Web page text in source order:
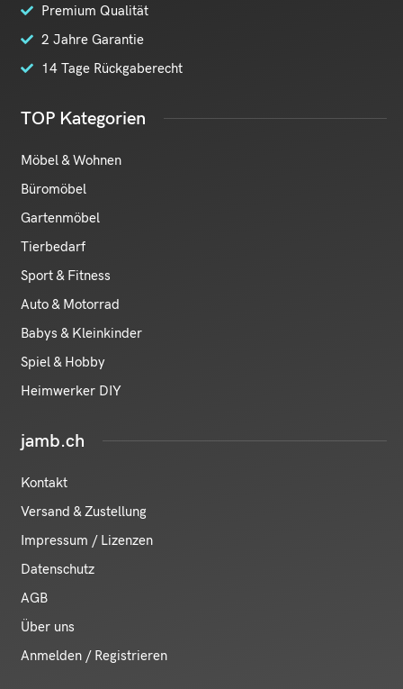
Premium Qualität
2 Jahre Garantie
14 Tage Rückgaberecht
TOP Kategorien
Möbel & Wohnen
Büromöbel
Gartenmöbel
Tierbedarf
Sport & Fitness
Auto & Motorrad
Babys & Kleinkinder
Spiel & Hobby
Heimwerker DIY
jamb.ch
Kontakt
Versand & Zustellung
Impressum / Lizenzen
Datenschutz
AGB
Über uns
Anmelden / Registrieren